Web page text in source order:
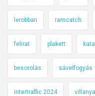
lerobban ramcatch
felirat plakett
besorolás sávelfogyás
intertraffic 2024